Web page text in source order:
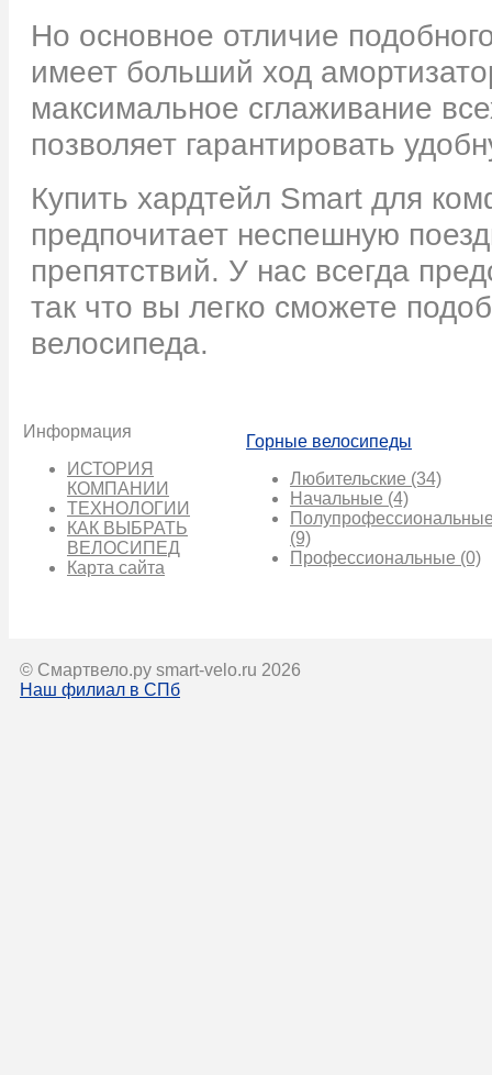
Но основное отличие
имеет больший ход
максимальное сглаживание
позволяет гарантировать
Купить хардтейл Smart для
предпочитает неспешную
препятствий. У нас всегда
так что вы легко сможете
велосипеда.
Информация
ИСТОРИЯ
КОМПАНИИ
ТЕХНОЛОГИИ
КАК ВЫБРАТЬ
ВЕЛОСИПЕД
Карта сайта
Горные велосипеды
Любительские (34)
Начальные (4)
(9)
Профессиональные (0)
© Смартвело.ру smart-velo.ru 2026
Наш филиал в СПб